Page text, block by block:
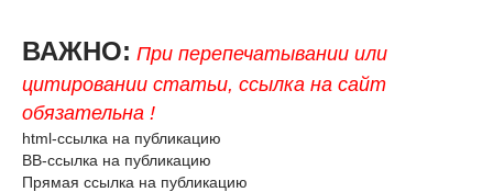
ВАЖНО: При перепечатывании или
цитировании статьи, ссылка на сайт
обязательна !
html-ссылка на публикацию
BB-ссылка на публикацию
Прямая ссылка на публикацию